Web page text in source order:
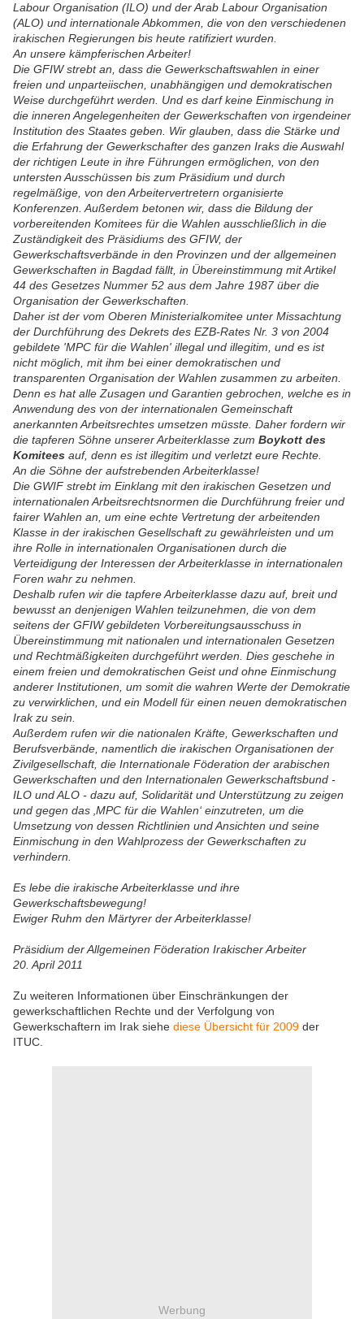
Labour Organisation (ILO) und der Arab Labour Organisation
(ALO) und internationale Abkommen, die von den verschiedenen
irakischen Regierungen bis heute ratifiziert wurden.
An unsere kämpferischen Arbeiter!
Die GFIW strebt an, dass die Gewerkschaftswahlen in einer
freien und unparteiischen, unabhängigen und demokratischen
Weise durchgeführt werden. Und es darf keine Einmischung in
die inneren Angelegenheiten der Gewerkschaften von irgendeiner
Institution des Staates geben. Wir glauben, dass die Stärke und
die Erfahrung der Gewerkschafter des ganzen Iraks die Auswahl
der richtigen Leute in ihre Führungen ermöglichen, von den
untersten Ausschüssen bis zum Präsidium und durch
regelmäßige, von den Arbeitervertretern organisierte
Konferenzen. Außerdem betonen wir, dass die Bildung der
vorbereitenden Komitees für die Wahlen ausschließlich in die
Zuständigkeit des Präsidiums des GFIW, der
Gewerkschaftsverbände in den Provinzen und der allgemeinen
Gewerkschaften in Bagdad fällt, in Übereinstimmung mit Artikel
44 des Gesetzes Nummer 52 aus dem Jahre 1987 über die
Organisation der Gewerkschaften.
Daher ist der vom Oberen Ministerialkomitee unter Missachtung
der Durchführung des Dekrets des EZB-Rates Nr. 3 von 2004
gebildete 'MPC für die Wahlen' illegal und illegitim, und es ist
nicht möglich, mit ihm bei einer demokratischen und
transparenten Organisation der Wahlen zusammen zu arbeiten.
Denn es hat alle Zusagen und Garantien gebrochen, welche es in
Anwendung des von der internationalen Gemeinschaft
anerkannten Arbeitsrechtes umsetzen müsste. Daher fordern wir
die tapferen Söhne unserer Arbeiterklasse zum Boykott des
Komitees auf, denn es ist illegitim und verletzt eure Rechte.
An die Söhne der aufstrebenden Arbeiterklasse!
Die GWIF strebt im Einklang mit den irakischen Gesetzen und
internationalen Arbeitsrechtsnormen die Durchführung freier und
fairer Wahlen an, um eine echte Vertretung der arbeitenden
Klasse in der irakischen Gesellschaft zu gewährleisten und um
ihre Rolle in internationalen Organisationen durch die
Verteidigung der Interessen der Arbeiterklasse in internationalen
Foren wahr zu nehmen.
Deshalb rufen wir die tapfere Arbeiterklasse dazu auf, breit und
bewusst an denjenigen Wahlen teilzunehmen, die von dem
seitens der GFIW gebildeten Vorbereitungsausschuss in
Übereinstimmung mit nationalen und internationalen Gesetzen
und Rechtmäßigkeiten durchgeführt werden. Dies geschehe in
einem freien und demokratischen Geist und ohne Einmischung
anderer Institutionen, um somit die wahren Werte der Demokratie
zu verwirklichen, und ein Modell für einen neuen demokratischen
Irak zu sein.
Außerdem rufen wir die nationalen Kräfte, Gewerkschaften und
Berufsverbände, namentlich die irakischen Organisationen der
Zivilgesellschaft, die Internationale Föderation der arabischen
Gewerkschaften und den Internationalen Gewerkschaftsbund -
ILO und ALO - dazu auf, Solidarität und Unterstützung zu zeigen
und gegen das ‚MPC für die Wahlen‘ einzutreten, um die
Umsetzung von dessen Richtlinien und Ansichten und seine
Einmischung in den Wahlprozess der Gewerkschaften zu
verhindern.
Es lebe die irakische Arbeiterklasse und ihre
Gewerkschaftsbewegung!
Ewiger Ruhm den Märtyrer der Arbeiterklasse!
Präsidium der Allgemeinen Föderation Irakischer Arbeiter
20. April 2011
Zu weiteren Informationen über Einschränkungen der
gewerkschaftlichen Rechte und der Verfolgung von
Gewerkschaftern im Irak siehe diese Übersicht für 2009 der
ITUC.
Werbung